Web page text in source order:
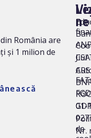
România are
și 1 milion de
ne
Jiul
01-
Nr.
de